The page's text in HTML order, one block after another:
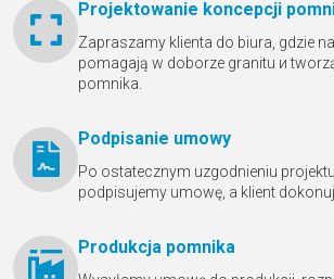
Projektowanie koncepcji
Zapraszamy klienta do biura, gdzie
pomagają w doborze granitu и
pomnika.
Podpisanie umowy
Po ostatecznym uzgodnieniu
podpisujemy umowę, a klient
Produkcja pomnika